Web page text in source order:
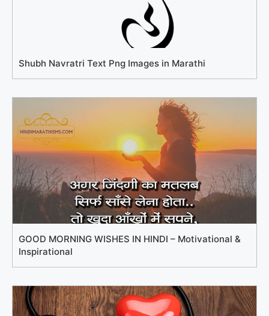
Shubh Navratri Text Png Images in Marathi
GOOD MORNING WISHES IN HINDI – Motivational &
Inspirational